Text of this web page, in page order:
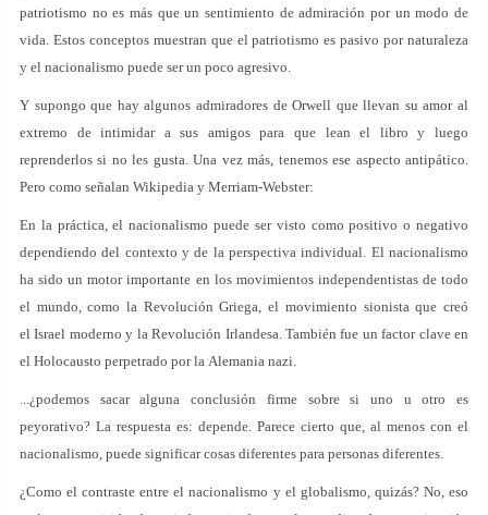
patriotismo no es más que un sentimiento de admiración por un modo de
vida. Estos conceptos muestran que el patriotismo es pasivo por naturaleza
y el nacionalismo puede ser un poco agresivo.
Y supongo que hay algunos admiradores de Orwell que llevan su amor al
extremo de intimidar a sus amigos para que lean el libro y luego
reprenderlos si no les gusta. Una vez más, tenemos ese aspecto antipático.
Pero como señalan Wikipedia y Merriam-Webster:
En la práctica, el nacionalismo puede ser visto como positivo o negativo
dependiendo del contexto y de la perspectiva individual. El nacionalismo
ha sido un motor importante en los movimientos independentistas de todo
el mundo, como la Revolución Griega, el movimiento sionista que creó
el Israel moderno y la Revolución Irlandesa. También fue un factor clave en
el Holocausto perpetrado por la Alemania nazi.
...¿podemos sacar alguna conclusión firme sobre si uno u otro es
peyorativo? La respuesta es: depende. Parece cierto que, al menos con el
nacionalismo, puede significar cosas diferentes para personas diferentes.
¿Como el contraste entre el nacionalismo y el globalismo, quizás? No, eso